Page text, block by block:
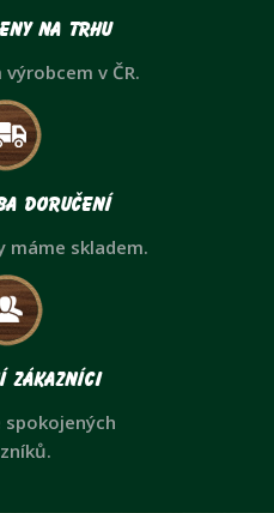
na trhu
v ČR.
doručení
máme skladem.
zákazníci